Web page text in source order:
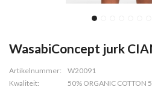
WasabiConcept jurk
Artikelnummer:
W20091
Kwaliteit:
50% ORGANIC COTTON